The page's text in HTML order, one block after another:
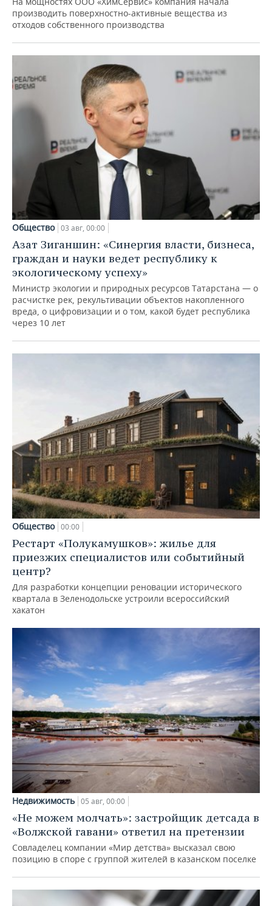
производить поверхностно-активные вещества из
отходов собственного производства
Общество 03 авг, 00:00
Азат Зиганшин: «Синергия власти, бизнеса,
граждан и науки ведет республику к
экологическому успеху»
Министр экологии и природных ресурсов Татарстана — о
расчистке рек, рекультивации объектов накопленного
вреда, о цифровизации и о том, какой будет республика
через 10 лет
Общество 00:00
Рестарт «Полукамушков»: жилье для
приезжих специалистов или событийный
центр?
Для разработки концепции реновации исторического
квартала в Зеленодольске устроили всероссийский
хакатон
Недвижимость 05 авг, 00:00
«Не можем молчать»: застройщик детсада в
«Волжской гавани» ответил на претензии
Совладелец компании «Мир детства» высказал свою
позицию в споре с группой жителей в казанском поселке